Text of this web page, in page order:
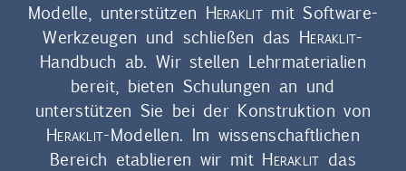
Modelle, unterstützen Heraklitmit Software-
Werkzeugen und schließen das Heraklit-
Handbuch ab. Wir stellen Lehrmaterialien
bereit, bieten Schulungen an und
unterstützen Sie bei der Konstruktion von
Heraklit-Modellen. Im wissenschaftlichen
Bereich etablieren wir mit Heraklit das